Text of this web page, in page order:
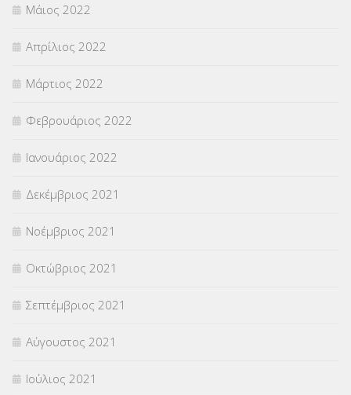
Μάιος 2022
Απρίλιος 2022
Μάρτιος 2022
Φεβρουάριος 2022
Ιανουάριος 2022
Δεκέμβριος 2021
Νοέμβριος 2021
Οκτώβριος 2021
Σεπτέμβριος 2021
Αύγουστος 2021
Ιούλιος 2021